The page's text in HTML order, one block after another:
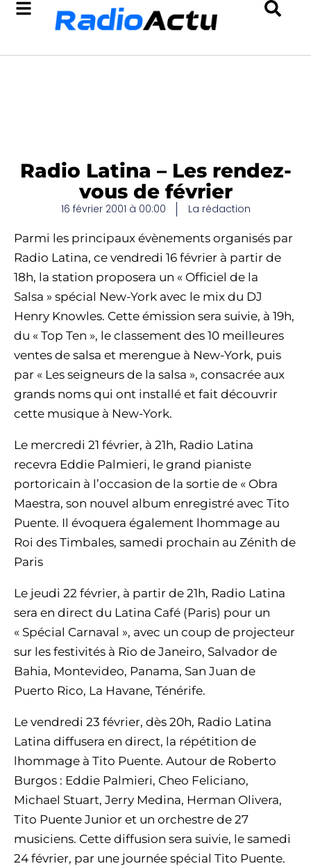
Radio Latina – Les rendez-
vous de février
16 février 2001 à 00:00 La rédaction
Parmi les principaux évènements organisés par
Radio Latina, ce vendredi 16 février à partir de
18h, la station proposera un « Officiel de la
Salsa » spécial New-York avec le mix du DJ
Henry Knowles. Cette émission sera suivie, à 19h,
du « Top Ten », le classement des 10 meilleures
ventes de salsa et merengue à New-York, puis
par « Les seigneurs de la salsa », consacrée aux
grands noms qui ont installé et fait découvrir
cette musique à New-York.
Le mercredi 21 février, à 21h, Radio Latina
recevra Eddie Palmieri, le grand pianiste
portoricain à l’occasion de la sortie de « Obra
Maestra, son nouvel album enregistré avec Tito
Puente. Il évoquera également lhommage au
Roi des Timbales, samedi prochain au Zénith de
Paris
Le jeudi 22 février, à partir de 21h, Radio Latina
sera en direct du Latina Café (Paris) pour un
« Spécial Carnaval », avec un coup de projecteur
sur les festivités à Rio de Janeiro, Salvador de
Bahia, Montevideo, Panama, San Juan de
Puerto Rico, La Havane, Ténérife.
Le vendredi 23 février, dès 20h, Radio Latina
Latina diffusera en direct, la répétition de
lhommage à Tito Puente. Autour de Roberto
Burgos : Eddie Palmieri, Cheo Feliciano,
Michael Stuart, Jerry Medina, Herman Olivera,
Tito Puente Junior et un orchestre de 27
musiciens. Cette diffusion sera suivie, le samedi
24 février, par une journée spécial Tito Puente.